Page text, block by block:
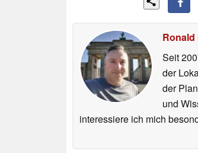
Ronald
Seit
der
der
und
interessiere ich mich